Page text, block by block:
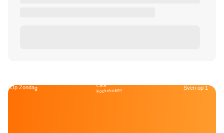
Op Zondag Café
Kockelmann Sven op 1